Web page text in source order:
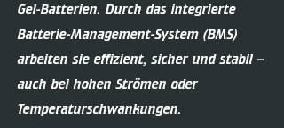
Gel-Batterien. Durch das integrierte
Batterie-Management-System (BMS)
arbeiten sie effizient, sicher und stabil –
auch bei hohen Strömen oder
Temperaturschwankungen.